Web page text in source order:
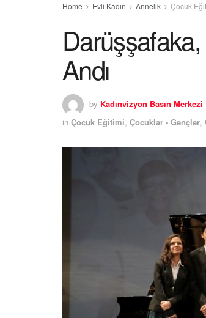
Home Evli Kadın Annelik Çocuk
Darüşşafaka,
Andı
by Kadınvizyon Basın Merkezi
in Çocuk Eğitimi, Çocuklar - Gençler,